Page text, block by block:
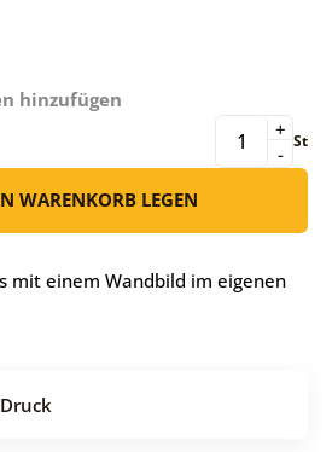
hinzufügen
-
+ St
WARENKORB LEGEN
mit einem Wandbild im eigenen